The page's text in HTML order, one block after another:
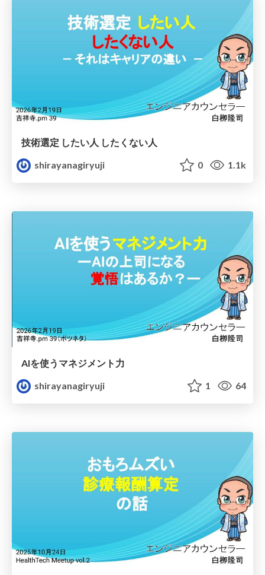
技術選定 したい人 したくない人
shirayanagiryuji
0 1.1k
AIを使うマネジメント力
shirayanagiryuji
1 64